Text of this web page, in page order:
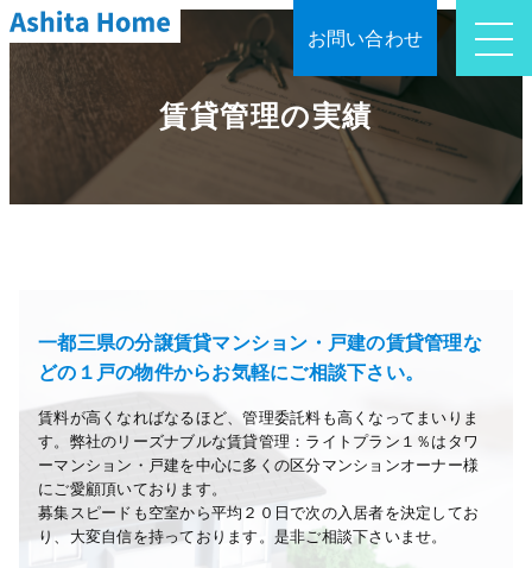
お問い合わせ
賃貸管理の実績
一都三県の分譲賃貸マンション・戸建の賃貸管理な
どの１戸の物件からお気軽にご相談下さい。
賃料が高くなればなるほど、管理委託料も高くなってまいりま
す。弊社のリーズナブルな賃貸管理：ライトプラン１％はタワ
ーマンション・戸建を中心に多くの区分マンションオーナー様
にご愛顧頂いております。
募集スピードも空室から平均２０日で次の入居者を決定してお
り、大変自信を持っております。是非ご相談下さいませ。